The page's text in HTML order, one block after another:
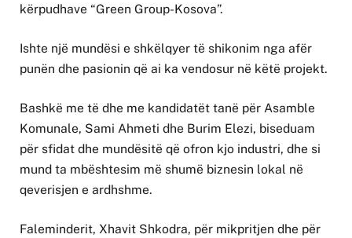
kërpudhave “Green Group-Kosova”.
Ishte një mundësi e shkëlqyer të shikonim nga afër
punën dhe pasionin që ai ka vendosur në këtë projekt.
Bashkë me të dhe me kandidatët tanë për Asamble
Komunale, Sami Ahmeti dhe Burim Elezi, biseduam
për sfidat dhe mundësitë që ofron kjo industri, dhe si
mund ta mbështesim më shumë biznesin lokal në
qeverisjen e ardhshme.
Faleminderit, Xhavit Shkodra, për mikpritjen dhe për